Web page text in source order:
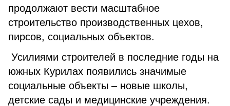
продолжают вести масштабное
строительство производственных цехов,
пирсов, социальных объектов.
Усилиями строителей в последние годы на
южных Курилах появились значимые
социальные объекты – новые школы,
детские сады и медицинские учреждения.